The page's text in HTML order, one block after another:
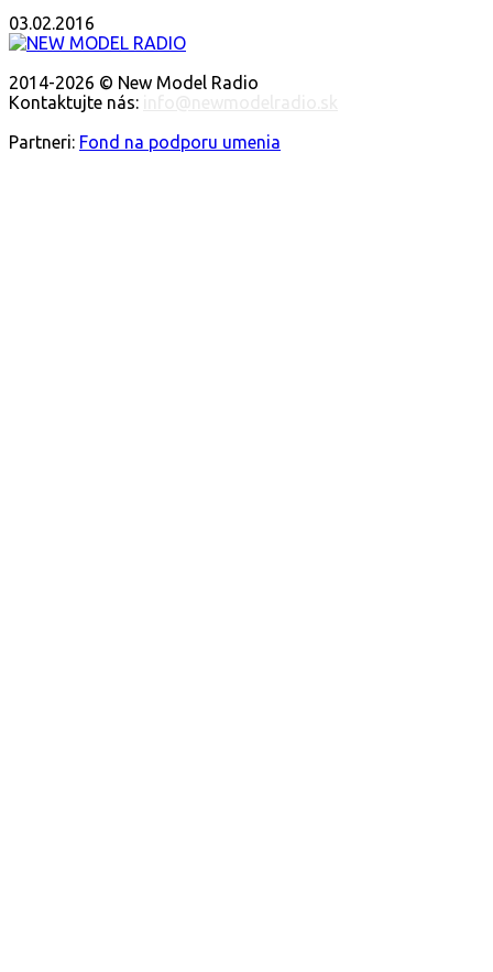
03.02.2016
2014-2026 © New Model Radio
Kontaktujte nás:
Partneri: Fond na podporu umenia